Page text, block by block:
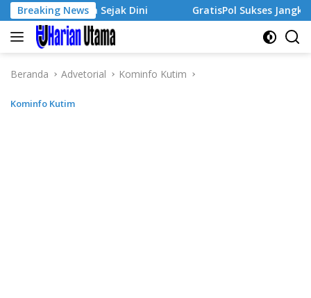
Langsung
ke
konten
Breaking News
Sejak Dini GratisPol Sukses Jangkau
Beranda Advetorial Kominfo Kutim
Kominfo Kutim